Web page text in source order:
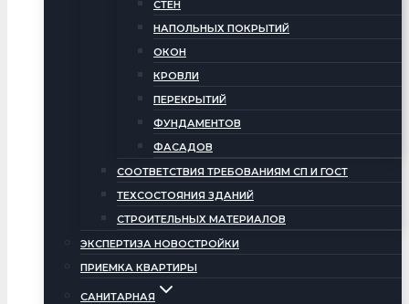
СТЕН
НАПОЛЬНЫХ ПОКРЫТИЙ
ОКОН
КРОВЛИ
ПЕРЕКРЫТИЙ
ФУНДАМЕНТОВ
ФАСАДОВ
СООТВЕТСТВИЯ ТРЕБОВАНИЯМ СП И ГОСТ
ТЕХСОСТОЯНИЯ ЗДАНИЙ
СТРОИТЕЛЬНЫХ МАТЕРИАЛОВ
ЭКСПЕРТИЗА НОВОСТРОЙКИ
ПРИЕМКА КВАРТИРЫ
САНИТАРНАЯ